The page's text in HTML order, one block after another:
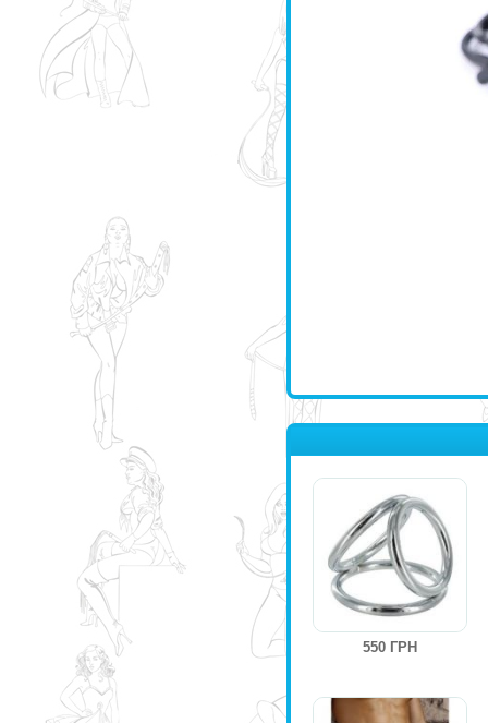
550 ГРН